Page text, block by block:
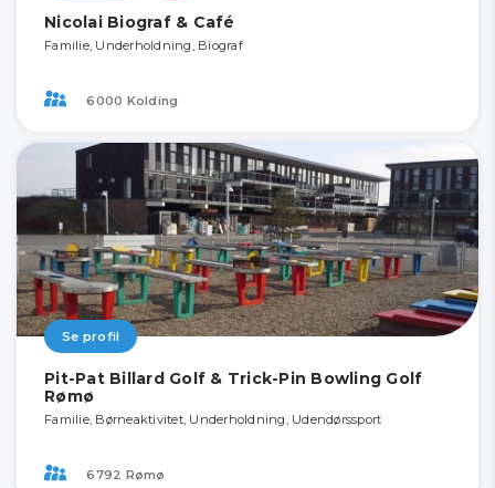
Nicolai Biograf & Café
Familie, Underholdning, Biograf
6000 Kolding
Se profil
Pit-Pat Billard Golf & Trick-Pin Bowling Golf
Rømø
Familie, Børneaktivitet, Underholdning, Udendørssport
6792 Rømø